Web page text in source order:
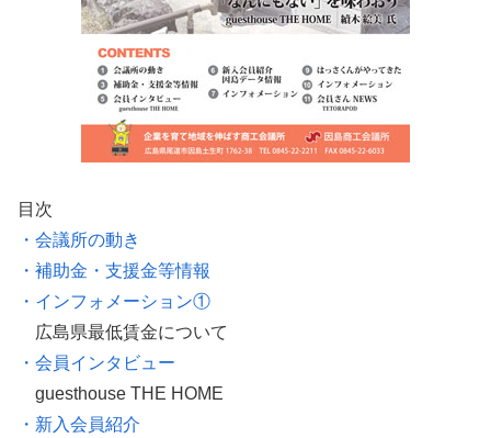
目次
・会議所の動き
・補助金・支援金等情報
・インフォメーション①
広島県最低賃金について
・会員インタビュー
guesthouse THE HOME
・新入会員紹介